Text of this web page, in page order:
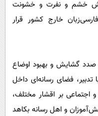
خشم و نفرت و خشونت
خارج کشور قرار
صدد گشایش و بهبود اوضاع
فضای رسانه‌ای داخل
اجتماعی بر اقشار مختلف،
و اهل رسانه بکاهد